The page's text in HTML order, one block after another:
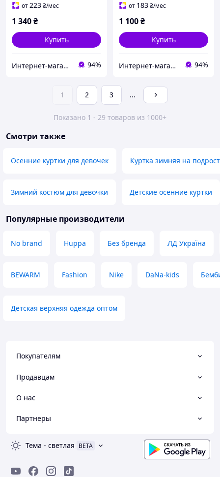
от223₴/мес
1 340₴
Купить
Интернет-магазин "GLADYS" 94%
от 183₴/мес
1 100₴
Купить
Интернет-магазин "GLADYS" 94%
1 2 3 ...
Показано 1 - 29 товаров из 1000+
Смотри также
Осенние куртки для девочек Куртка зимняя на
Зимний костюм для девочки Детские осенние куртки
Популярные производители
No brand Huppa Без бренда ЛД Україна
BEWARM Fashion Nike DaNa-kids
Детская верхняя одежда оптом
Покупателям
Продавцам
О нас
Партнеры
Тема - светлая BETA